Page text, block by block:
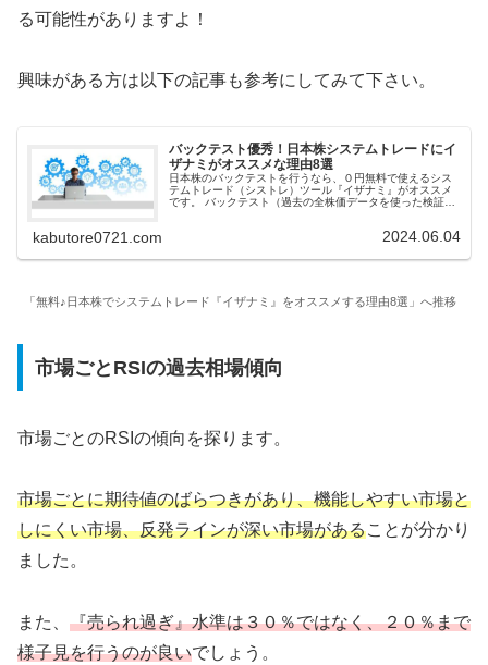
る可能性がありますよ！
興味がある方は以下の記事も参考にしてみて下さい。
バックテスト優秀！日本株システムトレードにイ
ザナミがオススメな理由8選
日本株のバックテストを行うなら、０円無料で使えるシス
テムトレード（シストレ）ツール『イザナミ』がオススメ
です。 バックテスト（過去の全株価データを使った検証）
kabutore0721.com 2024.06.04
「無料♪日本株でシステムトレード『イザナミ』をオススメする理由8選」へ推移
市場ごとRSIの過去相場傾向
市場ごとのRSIの傾向を探ります。
市場ごとに期待値のばらつきがあり、機能しやすい市場と
しにくい市場、反発ラインが深い市場があることが分かり
ました。
また、 『売られ過ぎ』水準は３０％ではなく、２０％まで
様子見を行うのが良いでしょう。